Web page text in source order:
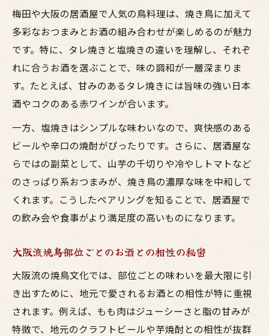
梅田や大阪の居酒屋で人気の鳥料理は、焼き鳥に加えて
多彩なおつまみとお酒の組み合わせが楽しめるのが魅力
です。特に、タレ焼きと塩焼きの違いを理解し、それぞ
れに合うお酒を選ぶことで、味の調和が一層深まりま
す。たとえば、甘みのあるタレ焼きには旨味の強い日本
酒やコクのある赤ワインが合います。
一方、塩焼きはシンプルな味わいなので、爽快感のある
ビールや辛口の焼酎がぴったりです。さらに、居酒屋な
らではの副菜として、山芋の千切りや冷やしトマトなど
のさっぱり系おつまみが、焼き鳥の濃厚な味を中和して
くれます。こうしたペアリングを知ることで、居酒屋で
の飲み会や食事がより満足度の高いものになります。
大阪流焼鳥部位ごとのお酒との相性の秘密
大阪流の焼鳥文化では、部位ごとの味わいを最大限に引
き出すために、地元で愛されるお酒との相性が特に重視
されます。例えば、もも肉はジューシーさと脂の甘みが
特徴で、地元のクラフトビールや芋焼酎との相性が抜群